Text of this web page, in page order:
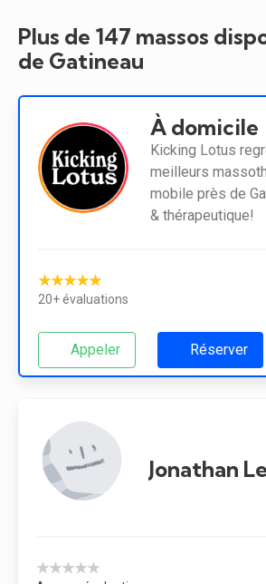
Plus de 147 massos
de Gatineau
À domicile
Kicking Lotus
meilleurs
mobile près de
& thérapeutique!
★★★★★
20+ évaluations
Appeler Réserver
Jonathan
★★★★★